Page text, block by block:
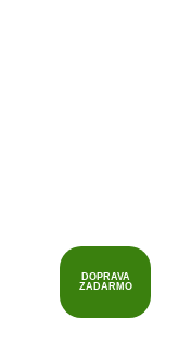
DOPRAVA
ZADARMO